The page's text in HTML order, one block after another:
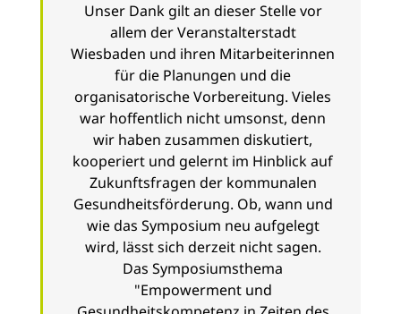
Unser Dank gilt an dieser Stelle vor
allem der Veranstalterstadt
Wiesbaden und ihren Mitarbeiterinnen
für die Planungen und die
organisatorische Vorbereitung. Vieles
war hoffentlich nicht umsonst, denn
wir haben zusammen diskutiert,
kooperiert und gelernt im Hinblick auf
Zukunftsfragen der kommunalen
Gesundheitsförderung. Ob, wann und
wie das Symposium neu aufgelegt
wird, lässt sich derzeit nicht sagen.
Das Symposiumsthema
"Empowerment und